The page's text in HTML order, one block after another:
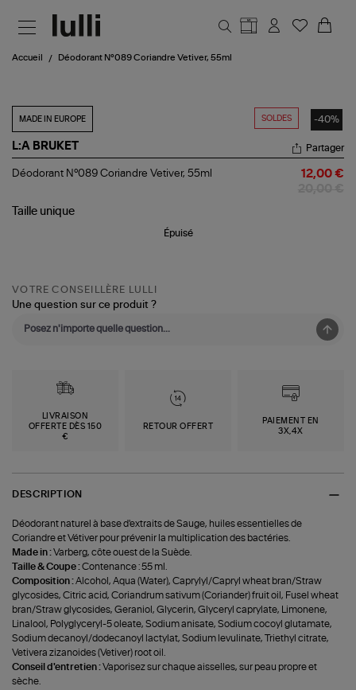
Accueil Déodorant N°089 Coriandre Vetiver, 55ml
SOLDES -40%
MADE IN EUROPE
L:A BRUKET
Déodorant
Vetiver,
Partager
Déodorant N°089 Coriandre Vetiver, 55ml 12,00 €
Taille unique
Épuisé
VOTRE CONSEILLÈRE LULLI
Une question sur ce produit ?
LIVRAISON
OFFERTE DÈS 150
€
RETOUR OFFERT
PAIEMENT EN
3X,4X
DESCRIPTION
Déodorant naturel à base d'extraits de Sauge, huiles essentielles de
Coriandre et Vétiver pour prévenir la multiplication des bactéries.
Made in :Varberg, côte ouest de la Suède.
Taille & Coupe :Contenance : 55 ml.
Composition :Alcohol, Aqua (Water), Caprylyl/Capryl wheat bran/Straw
glycosides, Citric acid, Coriandrum sativum (Coriander) fruit oil, Fusel wheat
bran/Straw glycosides, Geraniol, Glycerin, Glyceryl caprylate, Limonene,
Linalool, Polyglyceryl-5 oleate, Sodium anisate, Sodium cocoyl glutamate,
Sodium decanoyl/dodecanoyl lactylat, Sodium levulinate, Triethyl citrate,
Vetivera zizanoides (Vetiver) root oil.
Conseil d'entretien :Vaporisez sur chaque aisselles, sur peau propre et
sèche.